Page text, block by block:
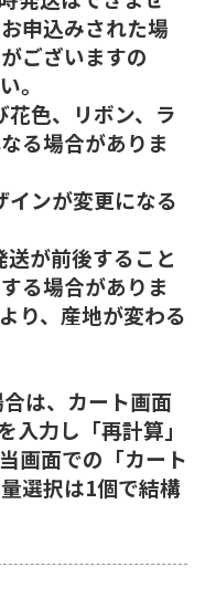
申込みされた場
ございますの
。
色、リボン、ラ
る場合がありま
インが変更になる
が前後すること
る場合がありま
り、産地が変わる
は、カート画面
入力し「再計算」
画面での「カート
選択は1個で結構